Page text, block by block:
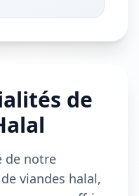
de
de notre
viandes halal,